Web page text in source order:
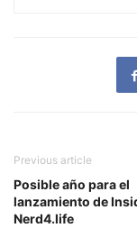
Previous article
Posible año para el
lanzamiento de
Nerd4.life